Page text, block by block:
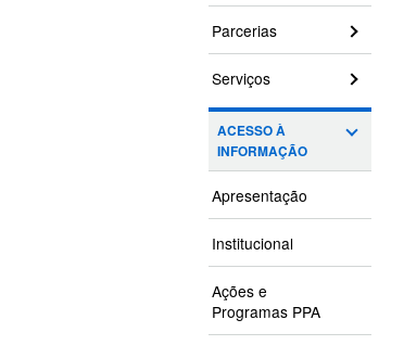
Parcerias
Serviços
ACESSO À
INFORMAÇÃO
Apresentação
Institucional
Ações e
Programas PPA